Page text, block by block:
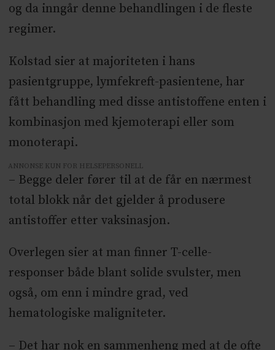
og da inngår denne behandlingen i de fleste
regimer.
Kolstad sier at majoriteten i hans
pasientgruppe, lymfekreft-pasientene, har
fått behandling med disse antistoffene enten i
kombinasjon med kjemoterapi eller som
monoterapi.
ANNONSE KUN FOR HELSEPERSONELL
– Begge deler fører til at de får en nærmest
total blokk når det gjelder å produsere
antistoffer etter vaksinasjon.
Overlegen sier at man finner T-celle-
responser både blant solide svulster, men
også, om enn i mindre grad, ved
hematologiske maligniteter.
– Det har nok en sammenheng med at de ofte